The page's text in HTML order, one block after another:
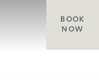
BOOK
NOW